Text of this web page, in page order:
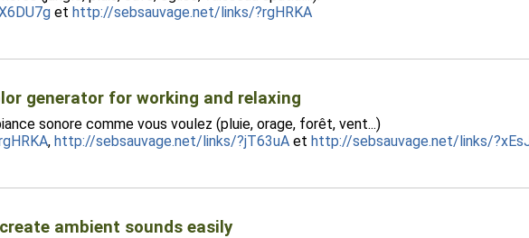
et http://sebsauvage.net/links/?rgHRKA
generator for working and relaxing
sonore comme vous voulez (pluie, orage, forêt, vent...)
, http://sebsauvage.net/links/?jT63uA et http://sebsauvage.net/links/
ambient sounds easily